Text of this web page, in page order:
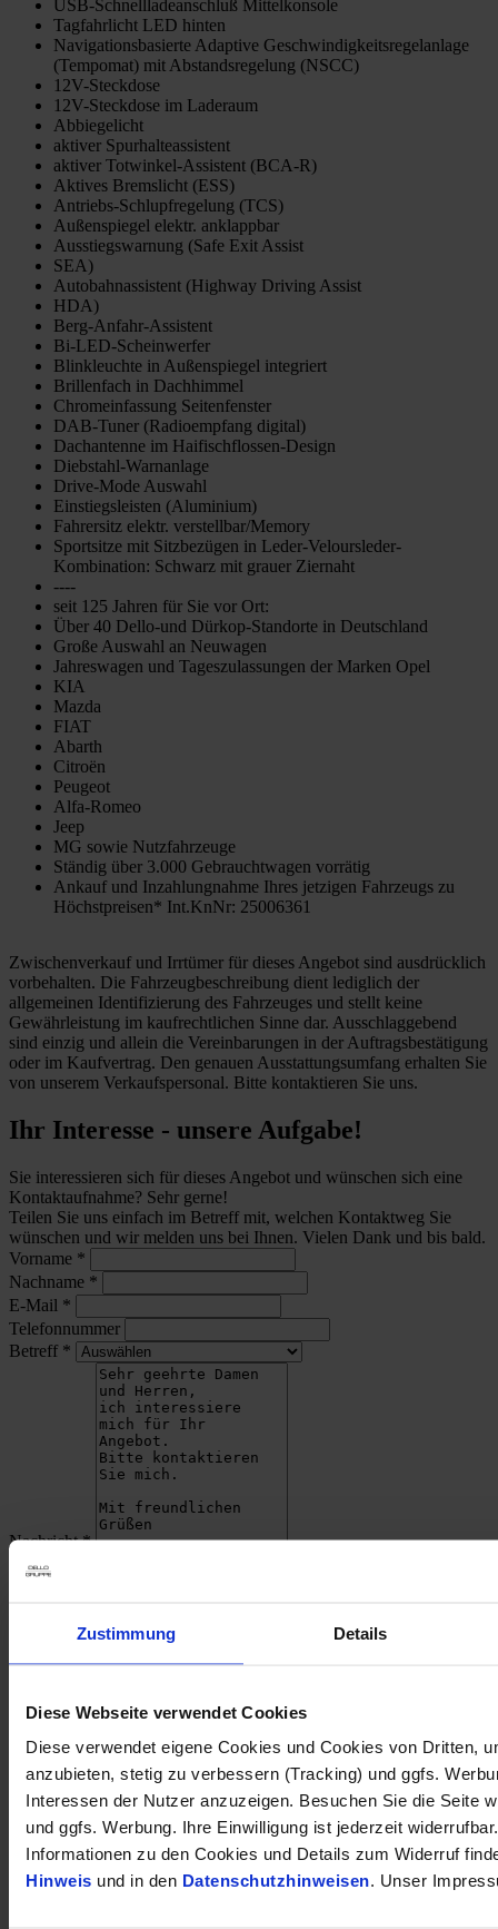
Zustimmung Details
Diese Webseite verwendet Cookies
Diese verwendet eigene Cookies und Cookies von Dritten,
anzubieten, stetig zu verbessern (Tracking) und ggfs.
Interessen der Nutzer anzuzeigen. Besuchen Sie die Seite
und ggfs. Werbung. Ihre Einwilligung ist jederzeit
Informationen zu den Cookies und Details zum Widerruf
Hinweis und in den Datenschutzhinweisen. Unser
USB-Schnellladeanschluß Mittelkonsole
Tagfahrlicht LED hinten
Navigationsbasierte Adaptive Geschwindigkeitsregelanlage
(Tempomat) mit Abstandsregelung (NSCC)
12V-Steckdose
12V-Steckdose im Laderaum
Abbiegelicht
aktiver Spurhalteassistent
aktiver Totwinkel-Assistent (BCA-R)
Aktives Bremslicht (ESS)
Antriebs-Schlupfregelung (TCS)
Außenspiegel elektr. anklappbar
Ausstiegswarnung (Safe Exit Assist
SEA)
Autobahnassistent (Highway Driving Assist
HDA)
Berg-Anfahr-Assistent
Bi-LED-Scheinwerfer
Blinkleuchte in Außenspiegel integriert
Brillenfach in Dachhimmel
Chromeinfassung Seitenfenster
DAB-Tuner (Radioempfang digital)
Dachantenne im Haifischflossen-Design
Diebstahl-Warnanlage
Drive-Mode Auswahl
Einstiegsleisten (Aluminium)
Fahrersitz elektr. verstellbar/Memory
Sportsitze mit Sitzbezügen in Leder-Veloursleder-
Kombination: Schwarz mit grauer Ziernaht
----
seit 125 Jahren für Sie vor Ort:
Über 40 Dello-und Dürkop-Standorte in Deutschland
Große Auswahl an Neuwagen
Jahreswagen und Tageszulassungen der Marken Opel
KIA
Mazda
FIAT
Abarth
Citroën
Peugeot
Alfa-Romeo
Jeep
MG sowie Nutzfahrzeuge
Ständig über 3.000 Gebrauchtwagen vorrätig
Ankauf und Inzahlungnahme Ihres jetzigen Fahrzeugs zu
Höchstpreisen* Int.KnNr: 25006361
Zwischenverkauf und Irrtümer für dieses Angebot sind ausdrücklich
vorbehalten. Die Fahrzeugbeschreibung dient lediglich der
allgemeinen Identifizierung des Fahrzeuges und stellt keine
Gewährleistung im kaufrechtlichen Sinne dar. Ausschlaggebend
sind einzig und allein die Vereinbarungen in der Auftragsbestätigung
oder im Kaufvertrag. Den genauen Ausstattungsumfang erhalten Sie
von unserem Verkaufspersonal. Bitte kontaktieren Sie uns.
Ihr Interesse - unsere Aufgabe!
Sie interessieren sich für dieses Angebot und wünschen sich eine
Kontaktaufnahme? Sehr gerne!
Teilen Sie uns einfach im Betreff mit, welchen Kontaktweg Sie
wünschen und wir melden uns bei Ihnen. Vielen Dank und bis bald.
Vorname *
Nachname *
E-Mail *
Telefonnummer
Betreff *
Nachricht*
Anmeldung zum Newsletter (optional):
Angebote, Produktneuheiten, Veranstaltungen und neue Beiträge zu
informieren. Meine Einwilligung ist für die Erstellung des Angebots
Klick auf den Abmeldelink am Ende eines jeden Newsletters
erklären kann. Es gelten ergänzend die nachfolgend verlinkten
Informationen zur Verarbeitung meiner personenbezogenen Daten
und zu meinen Rechten als betroffene Person finde ich in den
Datenschutzhinweisen.¹